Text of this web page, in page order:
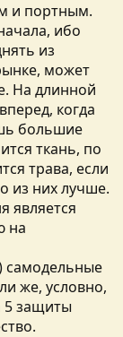
и портным.
ибо
из
может
На длинной
когда
большие
ткань, по
трава, если
из них лучше.
является
на
самодельные
же, условно,
5 защиты